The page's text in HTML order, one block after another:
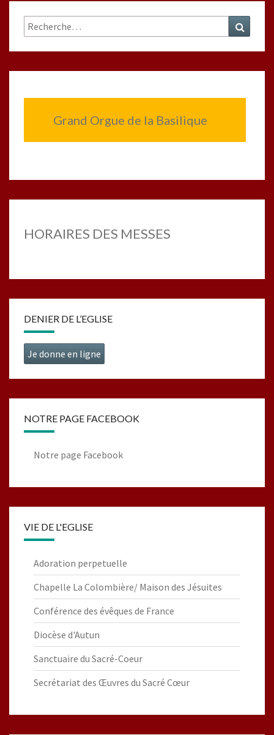
Rechercher :
Grand Orgue de la Basilique
HORAIRES DES MESSES
DENIER DE L’EGLISE
Je donne en ligne
NOTRE PAGE FACEBOOK
Notre page Facebook
VIE DE L'EGLISE
Adoration perpetuelle
Chapelle La Colombière/ Maison des Jésuites
Conférence des évêques de France
Diocèse d'Autun
Sanctuaire du Sacré-Coeur
Secrétariat des Œuvres du Sacré Cœur